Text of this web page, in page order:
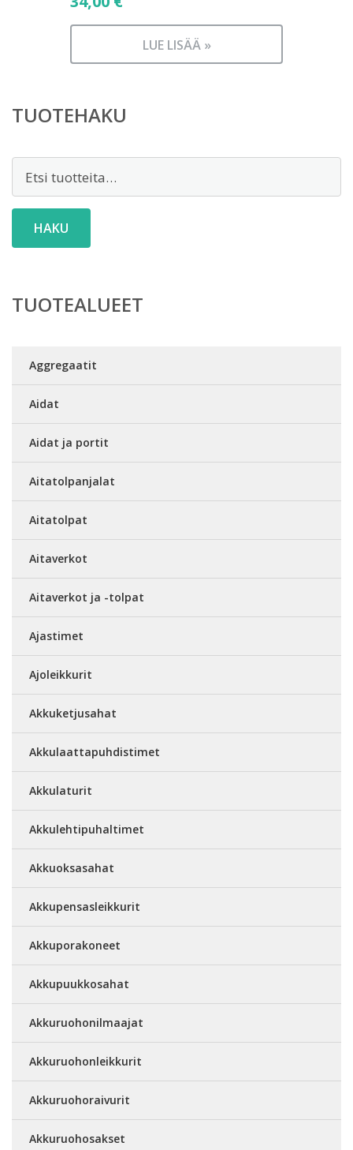
LUE LISÄÄ »
TUOTEHAKU
HAKU
TUOTEALUEET
Aggregaatit
Aidat
Aidat ja portit
Aitatolpanjalat
Aitatolpat
Aitaverkot
Aitaverkot ja -tolpat
Ajastimet
Ajoleikkurit
Akkuketjusahat
Akkulaattapuhdistimet
Akkulaturit
Akkulehtipuhaltimet
Akkuoksasahat
Akkupensasleikkurit
Akkuporakoneet
Akkupuukkosahat
Akkuruohonilmaajat
Akkuruohonleikkurit
Akkuruohoraivurit
Akkuruohosakset